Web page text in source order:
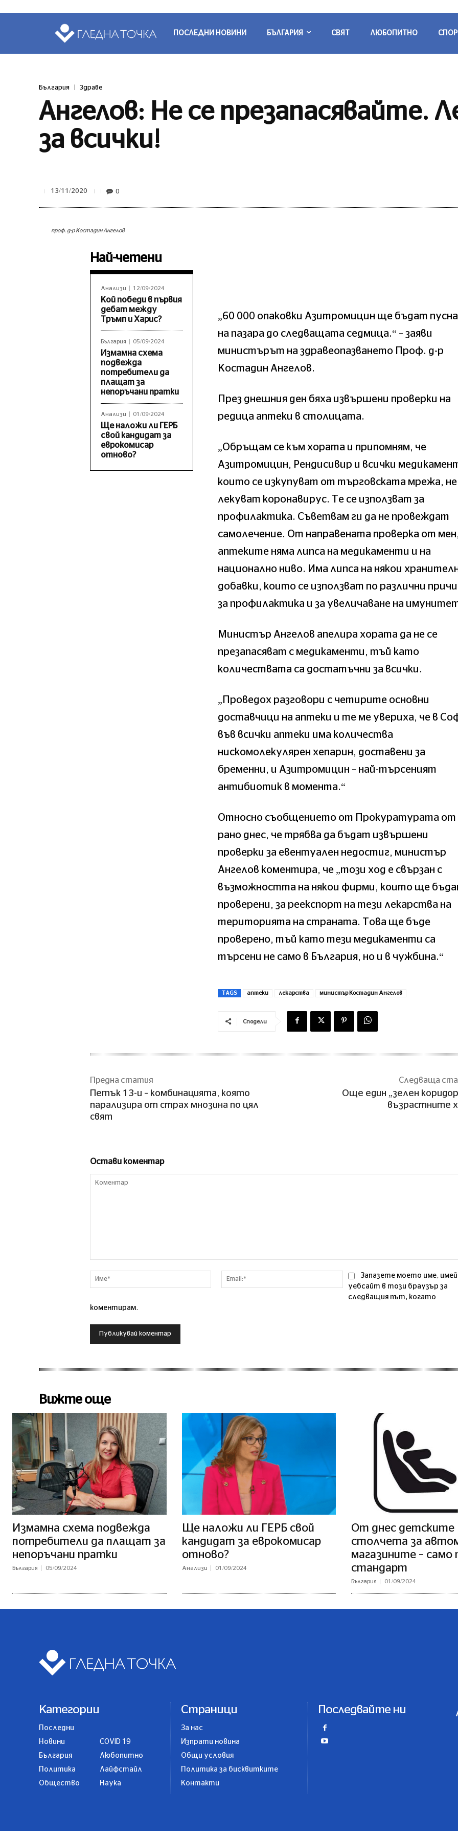
ПОСЛЕДНИ НОВИНИ БЪЛГАРИЯ СВЯТ ЛЮБОПИТНО
България Здраве
Ангелов: Не се презапасявайте.
за всички!
13/11/2020 0
проф. д-р Костадин Ангелов
Най-четени
Анализи 12/09/2024
Кой победи в първия
дебат между
Тръмп и Харис?
България 05/09/2024
Измамна схема
подвежда
потребители да
плащат за
непоръчани пратки
Анализи 01/09/2024
Ще наложи ли ГЕРБ
свой кандидат за
еврокомисар
отново?
„60 000 опаковки Азитромицин ще бъдат
на пазара до следващата седмица.“ – заяви
министърът на здравеопазването Проф. д-р
Костадин Ангелов.
През днешния ден бяха извършени проверки на
редица аптеки в столицата.
„Обръщам се към хората и припомням, че
Азитромицин, Рендисивир и всички
които се изкупуват от търговската мрежа, не
лекуват коронавирус. Те се използват за
профилактика. Съветвам ги да не провеждат
самолечение. От направената проверка от
аптеките няма липса на медикаменти и на
национално ниво. Има липса на някои
добавки, които се използват по различни
за профилактика и за увеличаване на
Министър Ангелов апелира хората да не се
презапасяват с медикаменти, тъй като
количествата са достатъчни за всички.
„Проведох разговори с четирите основни
доставчици на аптеки и те ме увериха, че в
във всички аптеки има количества
нискомолекулярен хепарин, доставени за
бременни, и Азитромицин – най-търсеният
антибиотик в момента.“
Относно съобщението от Прокуратурата от
рано днес, че трябва да бъдат извършени
проверки за евентуален недостиг, министър
Ангелов коментира, че „този ход е свързан с
възможността на някои фирми, които ще
проверени, за реекспорт на тези лекарства на
територията на страната. Това ще бъде
проверено, тъй като тези медикаменти са
търсени не само в България, но и в чужбина.“
TAGS аптеки лекарства министър Костадин Ангелов
Сподели
Предна статия
Петък 13-и – комбинацията, която
парализира от страх мнозина по цял
свят
Следваща
Още един „зелен
възрастните
Остави коментар
Име*
Email:*Запазете моето име,
уебсайт в този браузър за
следващия път, когато
коментирам.
Вижте още
Измамна схема подвежда
потребители да плащат за
непоръчани пратки
България 05/09/2024
Ще наложи ли ГЕРБ свой
кандидат за еврокомисар
отново?
Анализи 01/09/2024
От днес детските
столчета за
магазините – само
стандарт
България 01/09/2024
Категории
Последни
Новини
България
Политика
Общество
COVID 19
Любопитно
Лайфстайл
Наука
Страници
За нас
Изпрати новина
Общи условия
Политика за бисквитките
Контакти
Последвайте ни